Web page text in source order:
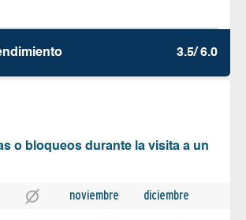
3.5/ 6.0
o bloqueos durante la visita a un
noviembre diciembre